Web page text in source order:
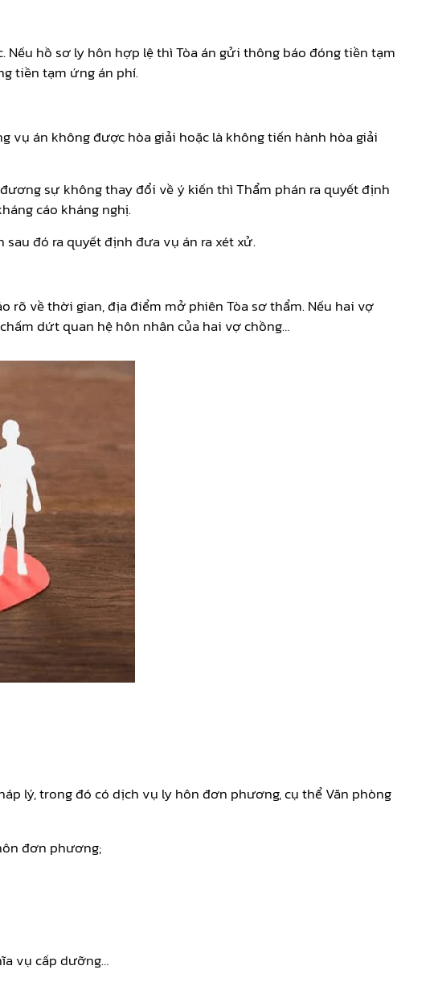
Nếu hồ sơ ly hôn hợp lệ thì Tòa án gửi thông báo đóng tiền tạm
tiền tạm ứng án phí.
vụ án không được hòa giải hoặc là không tiến hành hòa giải
sự không thay đổi về ý kiến thì Thẩm phán ra quyết định
cáo kháng nghị.
đó ra quyết định đưa vụ án ra xét xử.
rõ về thời gian, địa điểm mở phiên Tòa sơ thẩm. Nếu hai vợ
dứt quan hệ hôn nhân của hai vợ chồng…
lý, trong đó có dịch vụ ly hôn đơn phương, cụ thể Văn phòng
đơn phương;
vụ cấp dưỡng…